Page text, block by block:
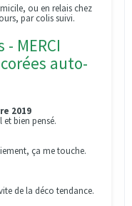
ou en relais chez
par colis suivi.
MERCI
auto-
2019
bien pensé.
ça me touche.
de la déco tendance.